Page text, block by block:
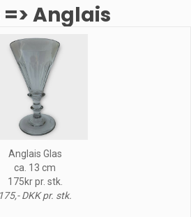
Anglais
Anglais Glas
ca. 13 cm
175kr pr. stk.
175,- DKK pr. stk.